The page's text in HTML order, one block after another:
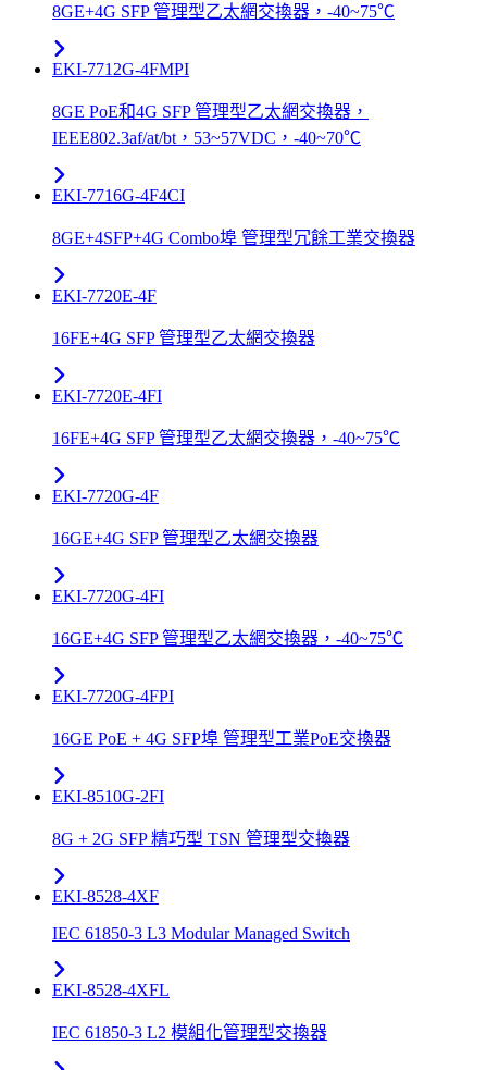
8GE+4G SFP 管理型乙太網交換器，-40~75℃
EKI-7712G-4FMPI
8GE PoE和4G SFP 管理型乙太網交換器，
IEEE802.3af/at/bt，53~57VDC，-40~70℃
EKI-7716G-4F4CI
8GE+4SFP+4G Combo埠 管理型冗餘工業交換器
EKI-7720E-4F
16FE+4G SFP 管理型乙太網交換器
EKI-7720E-4FI
16FE+4G SFP 管理型乙太網交換器，-40~75℃
EKI-7720G-4F
16GE+4G SFP 管理型乙太網交換器
EKI-7720G-4FI
16GE+4G SFP 管理型乙太網交換器，-40~75℃
EKI-7720G-4FPI
16GE PoE + 4G SFP埠 管理型工業PoE交換器
EKI-8510G-2FI
8G + 2G SFP 精巧型 TSN 管理型交換器
EKI-8528-4XF
IEC 61850-3 L3 Modular Managed Switch
EKI-8528-4XFL
IEC 61850-3 L2 模組化管理型交換器